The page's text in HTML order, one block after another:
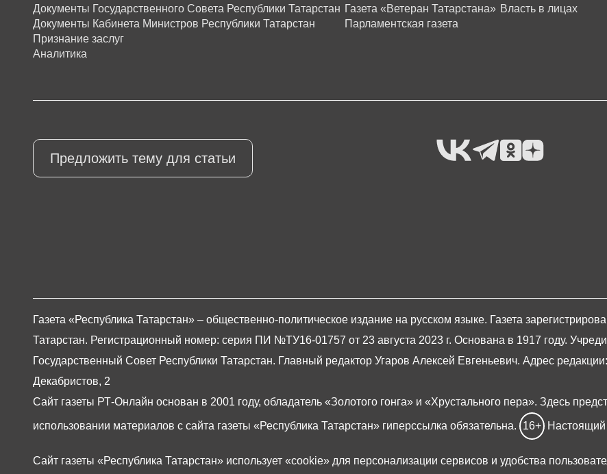
Документы Государственного Совета Республики Татарстан
Документы Кабинета Министров Республики Татарстан
Признание заслуг
Аналитика
Газета «Ветеран Татарстана»
Парламентская газета
Власть в лицах
Предложить тему для статьи
Газета «Республика Татарстан» – общественно-политическое издание на русском языке. Газета
Татарстан. Регистрационный номер: серия ПИ №ТУ16-01757 от 23 августа 2023 г. Основана в 1917 году.
Государственный Совет Республики Татарстан. Главный редактор Угаров Алексей Евгеньевич. Адрес
Декабристов, 2
Сайт газеты РТ-Онлайн основан в 2001 году, обладатель «Золотого гонга» и «Хрустального пера». Здесь
использовании материалов с сайта газеты «Республика Татарстан» гиперссылка обязательна. 16+
Сайт газеты «Республика Татарстан» использует «cookie» для персонализации сервисов и удобства